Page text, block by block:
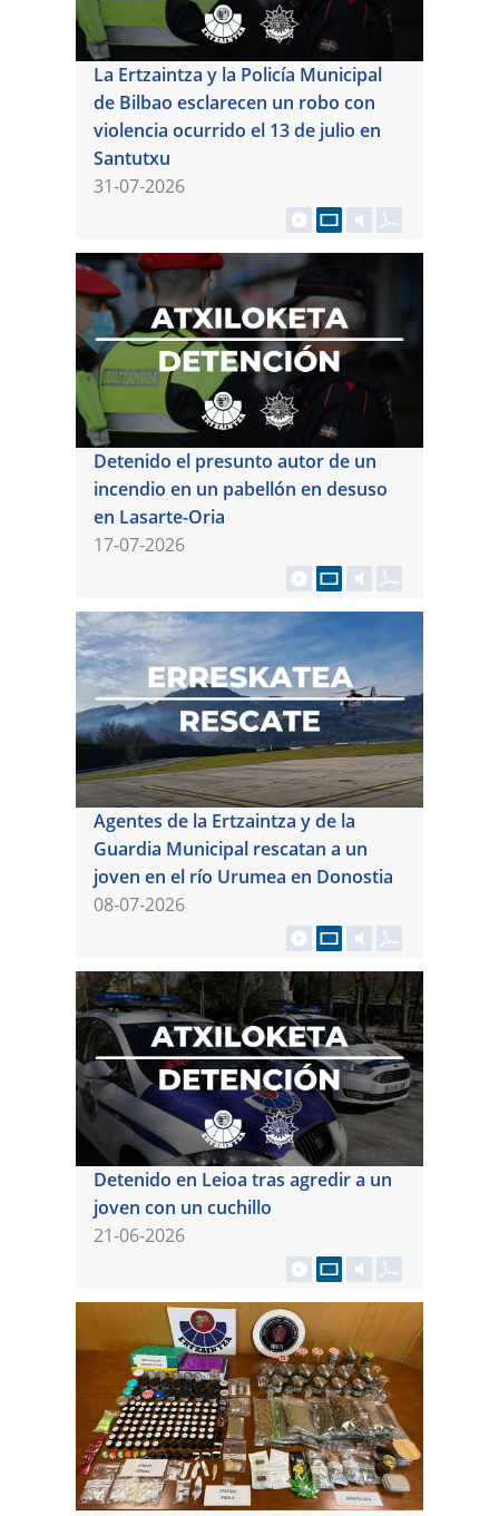
La Ertzaintza y la Policía Municipal
de Bilbao esclarecen un robo con
violencia ocurrido el 13 de julio en
Santutxu
31-07-2026
Detenido el presunto autor de un
incendio en un pabellón en desuso
en Lasarte-Oria
17-07-2026
Agentes de la Ertzaintza y de la
Guardia Municipal rescatan a un
joven en el río Urumea en Donostia
08-07-2026
Detenido en Leioa tras agredir a un
joven con un cuchillo
21-06-2026